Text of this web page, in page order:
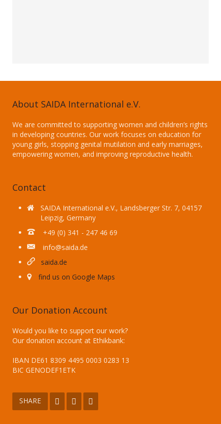
About SAIDA International e.V.
We are committed to supporting women and children’s rights
in developing countries. Our work focuses on education for
young girls, stopping genital mutilation and early marriages,
empowering women, and improving reproductive health.
Contact
SAIDA International e.V., Landsberger Str. 7, 04157
Leipzig, Germany
+49 (0) 341 - 247 46 69
info@saida.de
saida.de
find us on Google Maps
Our Donation Account
Would you like to support our work?
Our donation account at Ethikbank:
IBAN DE61 8309 4495 0003 0283 13
BIC GENODEF1ETK
SHARE